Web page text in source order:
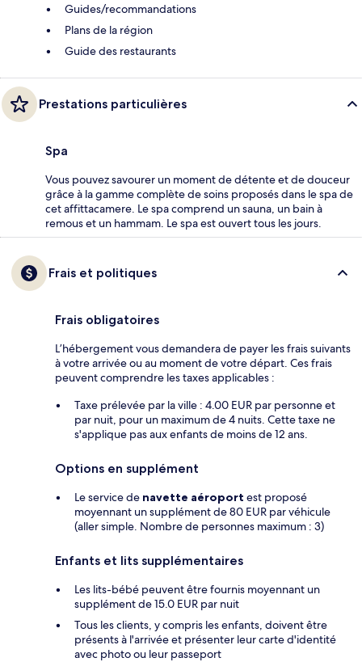
Guides/recommandations
Plans de la région
Guide des restaurants
Prestations particulières
Spa
Vous pouvez savourer un moment de détente et de douceur
grâce à la gamme complète de soins proposés dans le spa de
cet affittacamere. Le spa comprend un sauna, un bain à
remous et un hammam. Le spa est ouvert tous les jours.
Frais et politiques
Frais obligatoires
L’hébergement vous demandera de payer les frais suivants
à votre arrivée ou au moment de votre départ. Ces frais
peuvent comprendre les taxes applicables :
Taxe prélevée par la ville : 4.00 EUR par personne et
par nuit, pour un maximum de 4 nuits. Cette taxe ne
s'applique pas aux enfants de moins de 12 ans.
Options en supplément
Le service de navette aéroport est proposé
moyennant un supplément de 80 EUR par véhicule
(aller simple. Nombre de personnes maximum : 3)
Enfants et lits supplémentaires
Les lits-bébé peuvent être fournis moyennant un
supplément de 15.0 EUR par nuit
Tous les clients, y compris les enfants, doivent être
présents à l'arrivée et présenter leur carte d'identité
avec photo ou leur passeport